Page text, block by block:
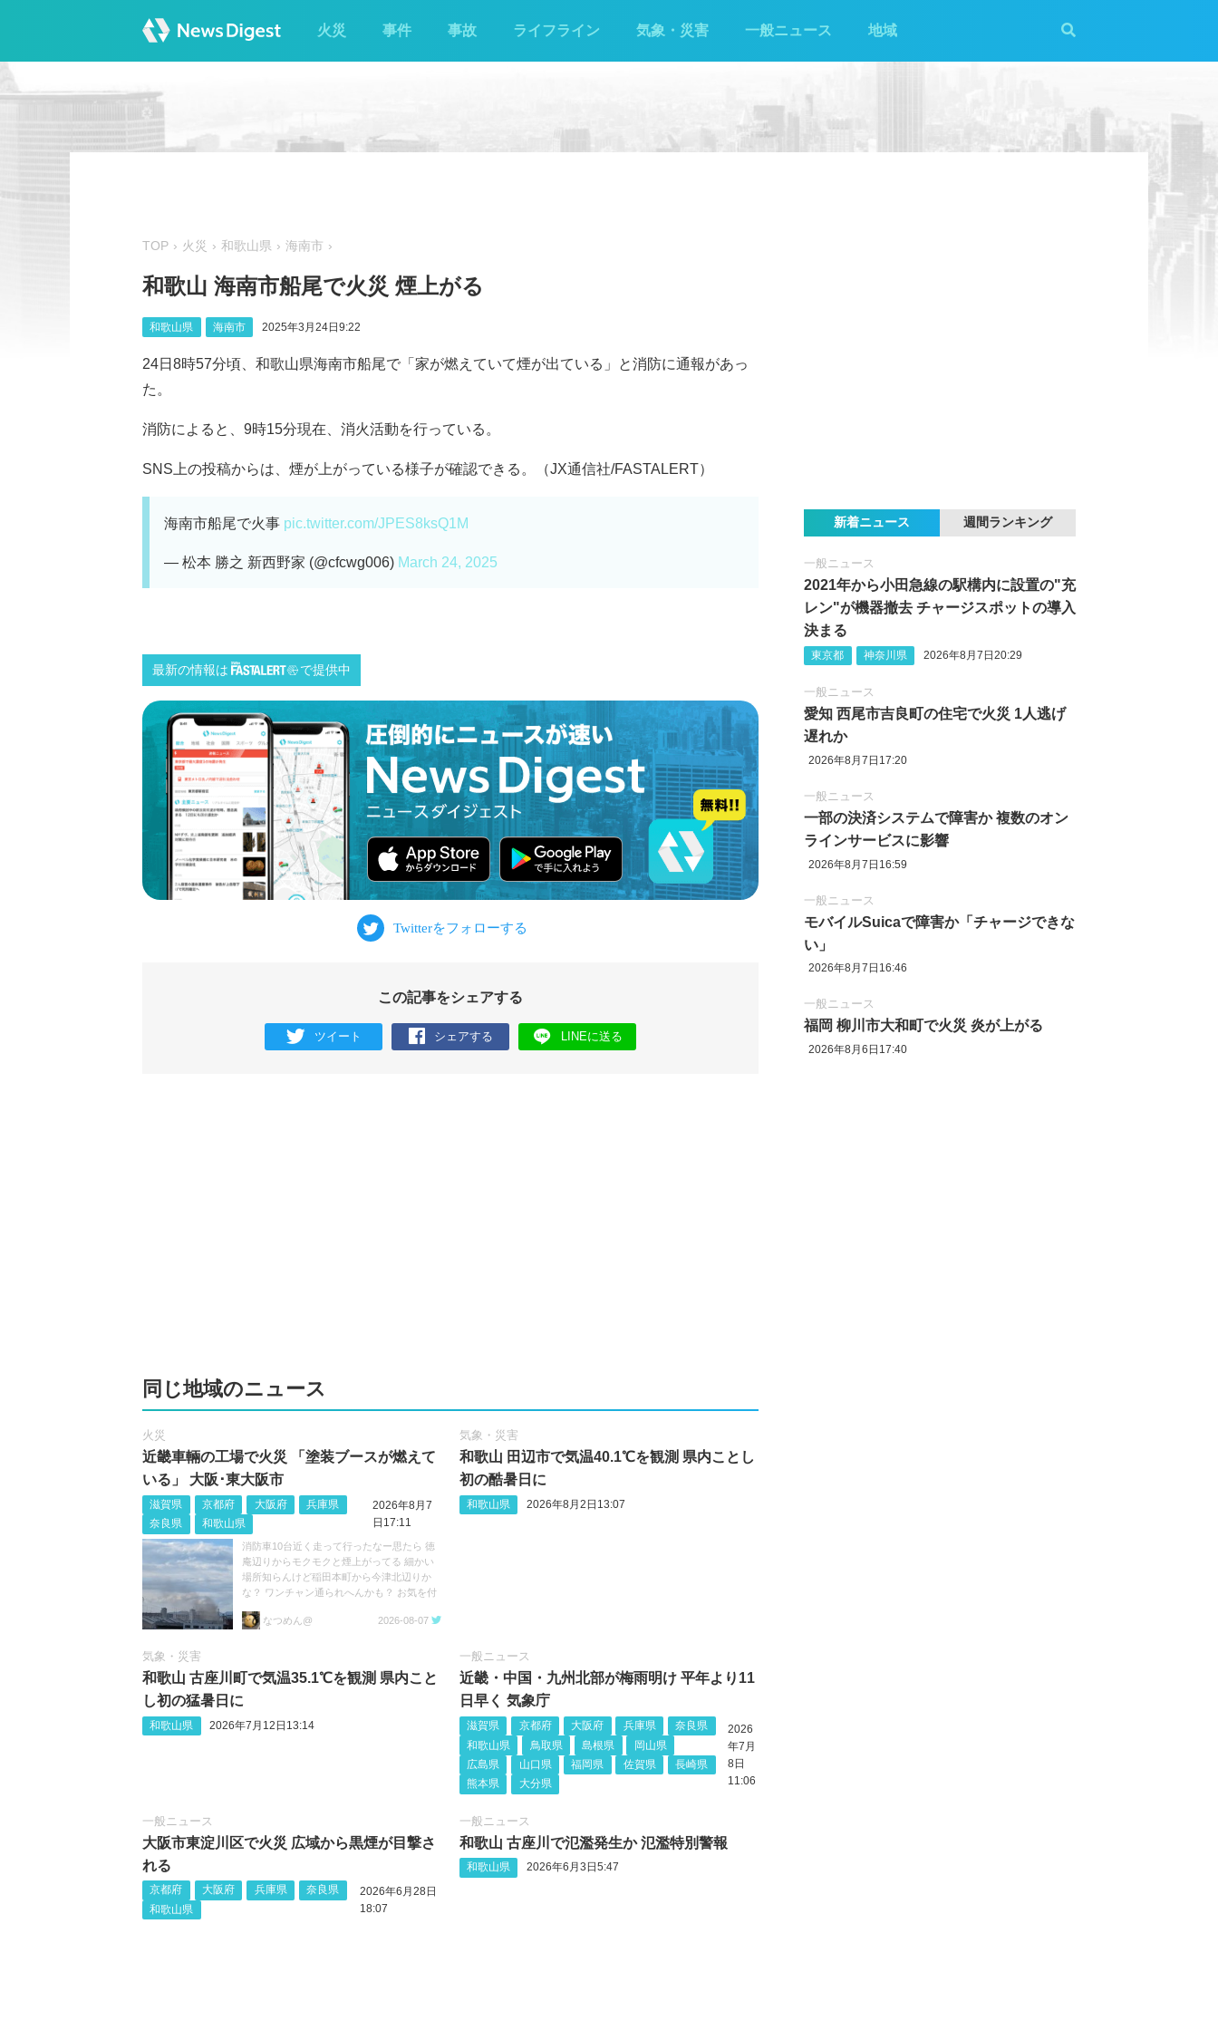
火災 事件 事故 ライフライン 気象・災害 一般ニュース 地域
TOP 火災 和歌山県 海南市
和歌山 海南市船尾で火災 煙上がる
和歌山県 海南市 2025年3月24日9:22
24日8時57分頃、和歌山県海南市船尾で「家が燃えていて煙が出ている」と消防に通報があっ
た。
消防によると、9時15分現在、消火活動を行っている。
SNS上の投稿からは、煙が上がっている様子が確認できる。（JX通信社/FASTALERT）
海南市船尾で火事 pic.twitter.com/JPES8ksQ1M
— 松本 勝之 新西野家 (@cfcwg006) March 24, 2025
最新の情報は で提供中
この記事をシェアする
ツイート シェアする LINEに送る
同じ地域のニュース
火災
近畿車輛の工場で火災 「塗装ブースが燃えて
いる」 大阪･東大阪市
滋賀県 京都府 大阪府
兵庫県
奈良県
和歌山県
2026年8月7
日17:11
消防車10台近く走って行ったなー思たら 徳
庵辺りからモクモクと煙上がってる 細かい
場所知らんけど稲田本町から今津北辺りか
な？ ワンチャン通られへんかも？ お気を付
なつめん@
2026-08-07
気象・災害
和歌山 田辺市で気温40.1℃を観測 県内ことし
初の酷暑日に
和歌山県 2026年8月2日13:07
気象・災害
和歌山 古座川町で気温35.1℃を観測 県内こと
し初の猛暑日に
和歌山県 2026年7月12日13:14
一般ニュース
近畿・中国・九州北部が梅雨明け 平年より11
日早く 気象庁
滋賀県 京都府 大阪府 兵庫県
奈良県
和歌山県
鳥取県 島根県
岡山県
広島県
山口県 福岡県 佐賀県
長崎県
熊本県
大分県
2026
年7月
8日
11:06
一般ニュース
大阪市東淀川区で火災 広域から黒煙が目撃さ
れる
京都府 大阪府 兵庫県
奈良県
和歌山県
2026年6月28日
18:07
一般ニュース
和歌山 古座川で氾濫発生か 氾濫特別警報
和歌山県 2026年6月3日5:47
新着ニュース 週間ランキング
一般ニュース
2021年から小田急線の駅構内に設置の"充
レン"が機器撤去 チャージスポットの導入
決まる
東京都 神奈川県 2026年8月7日20:29
一般ニュース
愛知 西尾市吉良町の住宅で火災 1人逃げ
遅れか
2026年8月7日17:20
一般ニュース
一部の決済システムで障害か 複数のオン
ラインサービスに影響
2026年8月7日16:59
一般ニュース
モバイルSuicaで障害か「チャージできな
い」
2026年8月7日16:46
一般ニュース
福岡 柳川市大和町で火災 炎が上がる
2026年8月6日17:40